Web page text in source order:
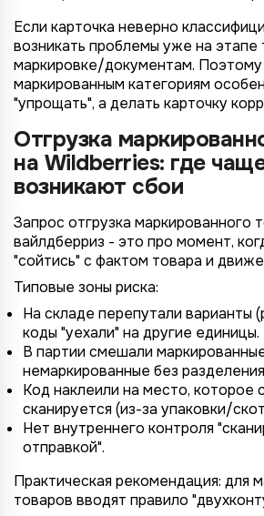
Если карточка неверно
возникать проблемы уже на этапе
маркировке/документам.
маркированным категориям
"упрощать", а делать карточку
Отгрузка
на Wildberries: где
возникают сбои
Запрос отгрузка маркированного
вайлдберриз - это про момент,
"сойтись" с фактом товара и
Типовые зоны риска:
На складе перепутали варианты
коды "уехали" на другие единицы.
В партии смешали
немаркированные без
Код наклеили на место, которое
сканируется (из-за упаковки/
Нет внутреннего контроля
отправкой".
Практическая рекомендация: для
товаров вводят правило